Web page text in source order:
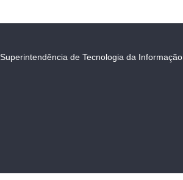
Superintendência de Tecnologia da Informação